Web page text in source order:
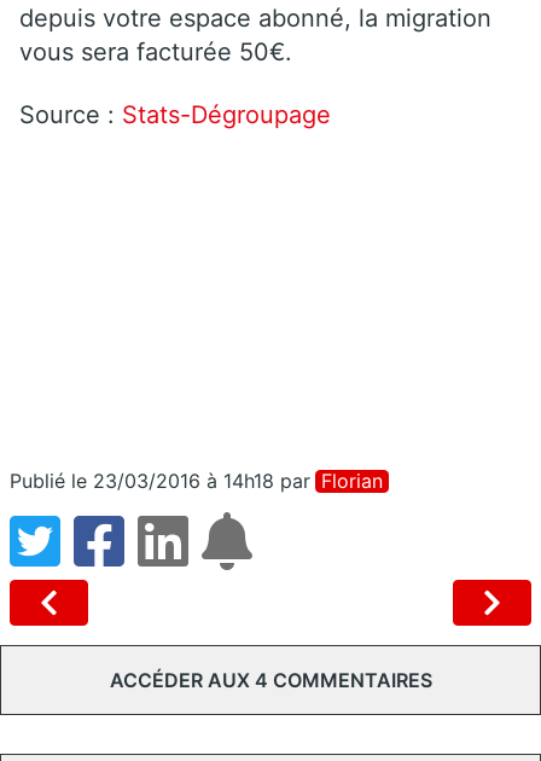
depuis votre espace abonné, la migration
vous sera facturée 50€.
Source : Stats-Dégroupage
Publié le 23/03/2016 à 14h18 par Florian
ACCÉDER AUX 4 COMMENTAIRES